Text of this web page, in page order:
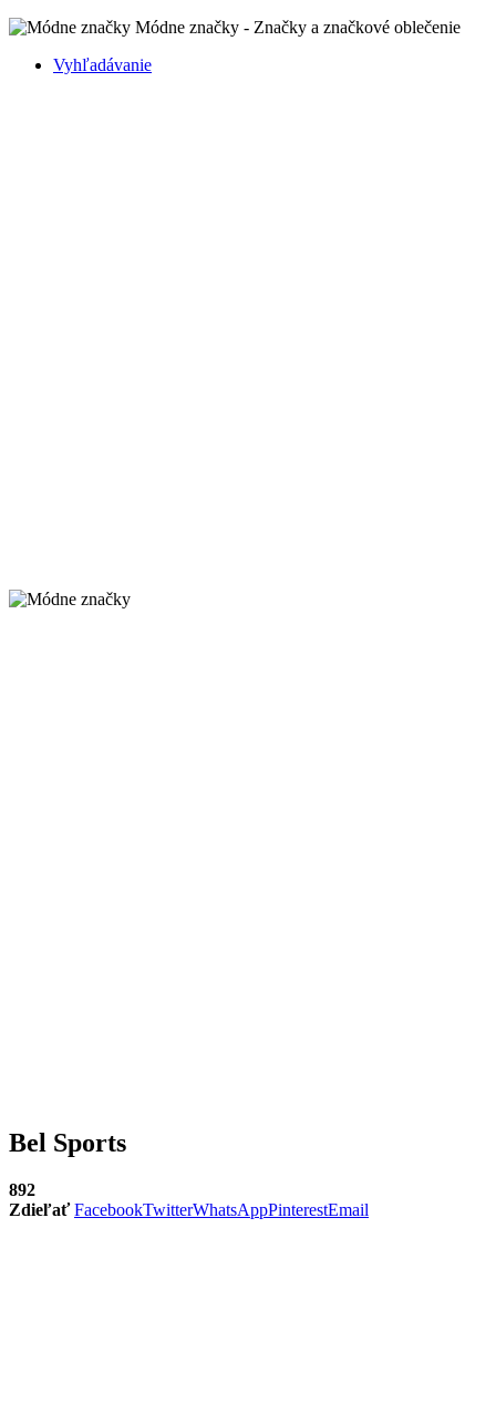
Módne značky - Značky a značkové oblečenie
Vyhľadávanie
Bel Sports
892
Zdieľať FacebookTwitterWhatsAppPinterestEmail